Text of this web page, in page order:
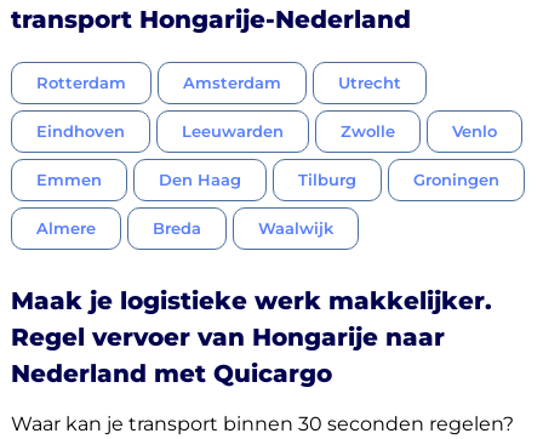
transport Hongarije-Nederland
Rotterdam Amsterdam Utrecht
Eindhoven Leeuwarden Zwolle Venlo
Emmen Den Haag Tilburg Groningen
Almere Breda Waalwijk
Maak je logistieke werk makkelijker.
Regel vervoer van Hongarije naar
Nederland met Quicargo
Waar kan je transport binnen 30 seconden regelen?